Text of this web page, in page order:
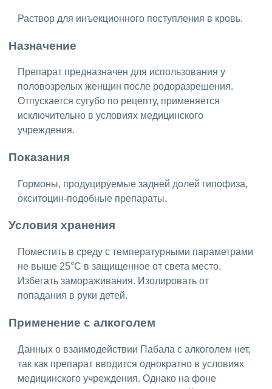
Раствор для инъекционного поступления в кровь.
Назначение
Препарат предназначен для использования у
половозрелых женщин после родоразрешения.
Отпускается сугубо по рецепту, применяется
исключительно в условиях медицинского
учреждения.
Показания
Гормоны, продуцируемые задней долей гипофиза,
окситоцин-подобные препараты.
Условия хранения
Поместить в среду с температурными параметрами
не выше 25°C в защищенное от света место.
Избегать замораживания. Изолировать от
попадания в руки детей.
Применение с алкоголем
Данных о взаимодействии Пабала с алкоголем нет,
так как препарат вводится однократно в условиях
медицинского учреждения. Однако на фоне